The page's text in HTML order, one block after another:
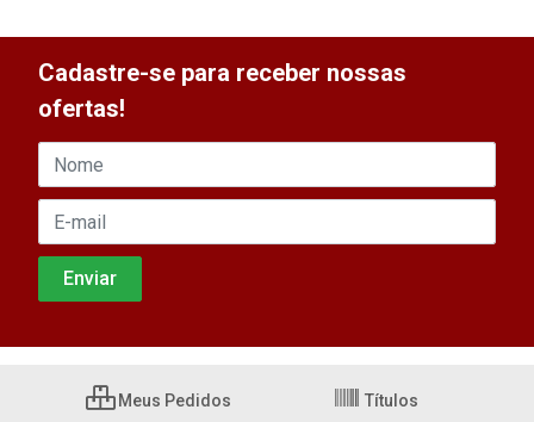
Cadastre-se para receber nossas
ofertas!
Meus Pedidos Títulos